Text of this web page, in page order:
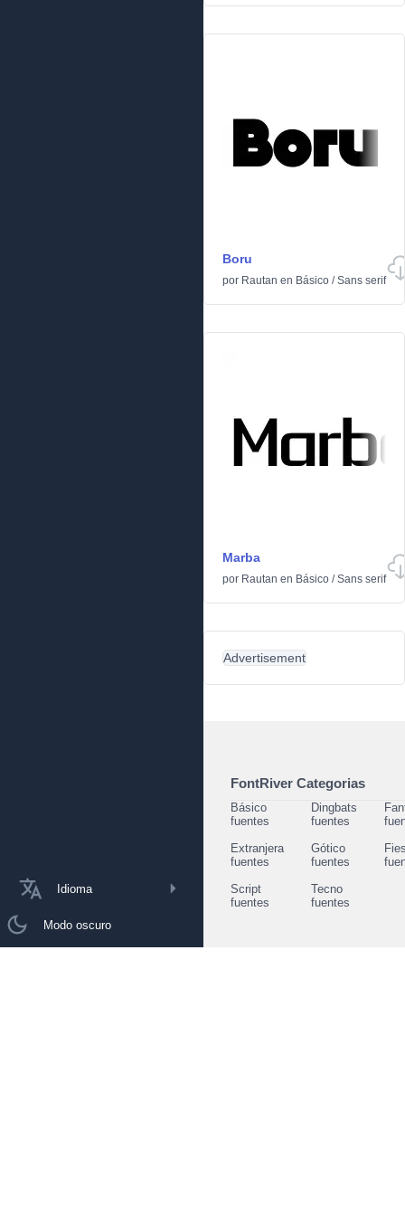
Idioma
Modo oscuro
Boru
por Rautan en Básico /Sans serif
Marba
por Rautan en Básico /Sans serif
Advertisement
FontRiver Categorias
Básico
fuentes
Dingbats
fuentes
Extranjera
fuentes
Gótico
fuentes
Script
fuentes
Tecno
fuentes